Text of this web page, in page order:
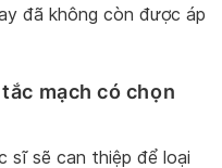
đã không còn được áp
mạch có chọn
sĩ sẽ can thiệp để loại